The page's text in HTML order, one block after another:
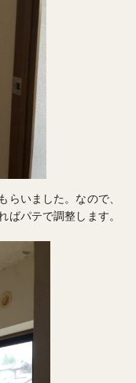
らいました。なので、
ばパテで調整します。